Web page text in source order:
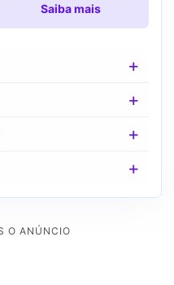
Saiba mais